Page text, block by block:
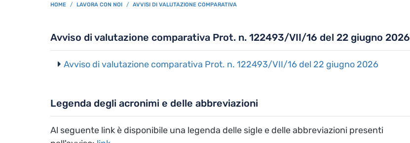
BREADCRUMB
HOME LAVORA CON NOI AVVISI DI VALUTAZIONE COMPARATIVA
Avviso di valutazione comparativa Prot. n. 122493/VII/16 del 22 giugno 2026
Avviso di valutazione comparativa Prot. n. 122493/VII/16 del 22 giugno 2026
Legenda degli acronimi e delle abbreviazioni
Al seguente link è disponibile una legenda delle sigle e delle abbreviazioni presenti